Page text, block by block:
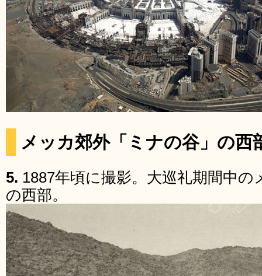
メッカ郊外「ミナの谷」の西
5. 1887年頃に撮影。大巡礼期間中
の西部。